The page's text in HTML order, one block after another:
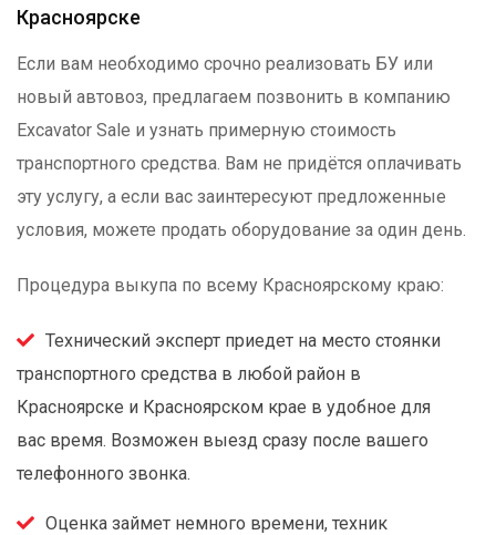
Красноярске
Если вам необходимо срочно реализовать БУ или
новый автовоз, предлагаем позвонить в компанию
Excavator Sale и узнать примерную стоимость
транспортного средства. Вам не придётся оплачивать
эту услугу, а если вас заинтересуют предложенные
условия, можете продать оборудование за один день.
Процедура выкупа по всему Красноярскому краю:
Технический эксперт приедет на место стоянки
транспортного средства в любой район в
Красноярске и Красноярском крае в удобное для
вас время. Возможен выезд сразу после вашего
телефонного звонка.
Оценка займет немного времени, техник